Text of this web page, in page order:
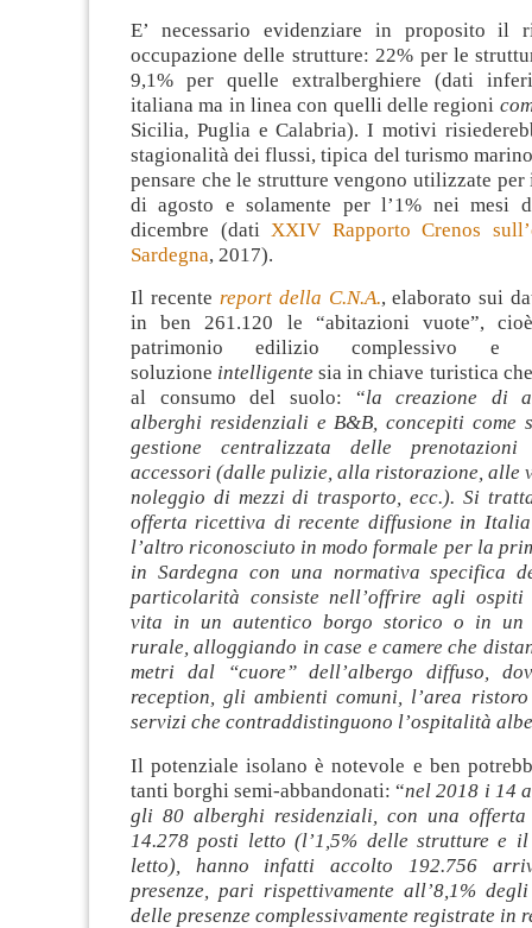
E’ necessario evidenziare in proposito il
occupazione delle strutture: 22% per le
9,1% per quelle extralberghiere (dati
italiana ma in linea con quelli delle regioni
Sicilia, Puglia e Calabria). I motivi
stagionalità dei flussi, tipica del turismo
pensare che le strutture vengono utilizzate per
di agosto e solamente per l’1% nei mesi
dicembre (dati XXIV Rapporto Crenos
Sardegna, 2017).
Il recente report della C.N.A., elaborato sui
in ben 261.120 le “abitazioni vuote”,
patrimonio edilizio complessivo e
soluzione intelligentesia in chiave turistica
al consumo del suolo: “la creazione di
alberghi residenziali e B&B, concepiti come
gestione centralizzata delle
accessori (dalle pulizie, alla ristorazione, alle
noleggio di mezzi di trasporto, ecc.). Si
offerta ricettiva di recente diffusione in
l’altro riconosciuto in modo formale per la
in Sardegna con una normativa specifica
particolarità consiste nell’offrire agli ospiti
vita in un autentico borgo storico o in un
rurale, alloggiando in case e camere che
metri dal “cuore” dell’albergo diffuso,
reception, gli ambienti comuni, l’area
servizi che contraddistinguono l’ospitalità
Il potenziale isolano è notevole e ben
tanti borghi semi-abbandonati: “nel 2018 i 14
gli 80 alberghi residenziali, con una offerta
14.278 posti letto (l’1,5% delle strutture e
letto), hanno infatti accolto 192.756
presenze, pari rispettivamente all’8,1%
delle presenze complessivamente registrate in